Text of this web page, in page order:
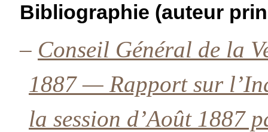
Bibliographie (auteur
– Conseil Général de la
1887 — Rapport sur
la session d’Août 1887